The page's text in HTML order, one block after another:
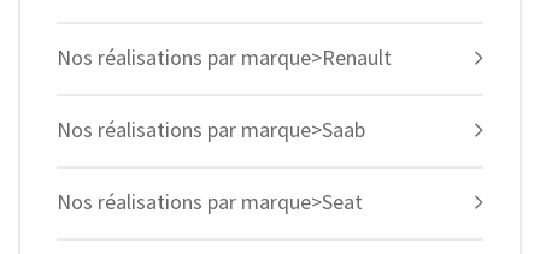
Nos réalisations par marque>Renault
Nos réalisations par marque>Saab
Nos réalisations par marque>Seat